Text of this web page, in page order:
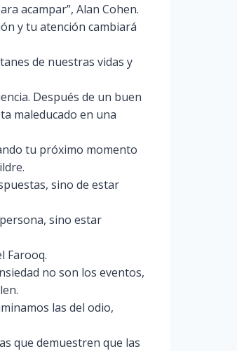
acampar”, Alan Cohen.
y tu atención cambiará
de nuestras vidas y
Después de un buen
maleducado en una
tu próximo momento
sino de estar
sino estar
Farooq.
no son los eventos,
las del odio,
que demuestren que las